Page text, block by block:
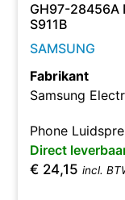
GH97-28456A
S911B
SAMSUNG
Fabrikant
Samsung
Phone
Direct
€ 24,15 incl.